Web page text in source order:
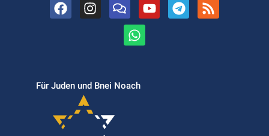
Für Juden und Bnei Noach